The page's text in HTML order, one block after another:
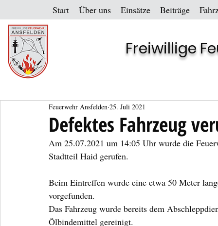
Start Über uns Einsätze Beiträge
Freiwillige
Defektes Fahrzeug
Feuerwehr Ansfelden 25. Juli 2021
Am 25.07.2021 um 14:05 Uhr wurde die
Stadtteil Haid gerufen.
Beim Eintreffen wurde eine etwa 50 Meter
vorgefunden.
Das Fahrzeug wurde bereits dem
Ölbindemittel gereinigt.